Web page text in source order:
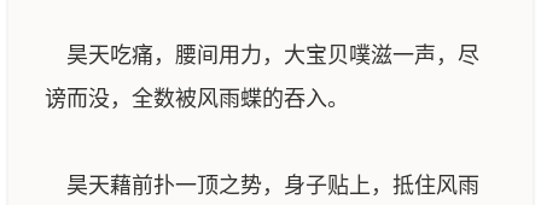
昊天吃痛，腰间用力，大宝贝噗滋一声，尽
谤而没，全数被风雨蝶的吞入。
昊天藉前扑一顶之势，身子贴上，抵住风雨